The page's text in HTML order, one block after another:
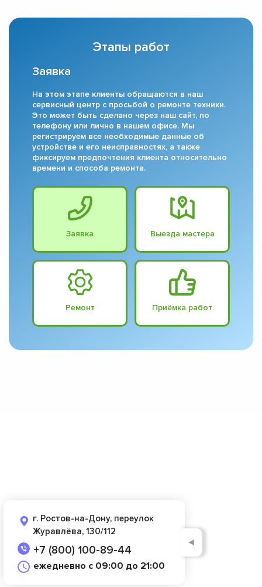
Этапы работ
Заявка
На этом этапе клиенты обращаются в наш
сервисный центр с просьбой о ремонте техники.
Это может быть сделано через наш сайт, по
телефону или лично в нашем офисе. Мы
регистрируем все необходимые данные об
устройстве и его неисправностях, а также
фиксируем предпочтения клиента относительно
времени и способа ремонта.
Заявка Выезда мастера
Ремонт Приёмка работ
г. Ростов-на-Дону, переулок
Журавлёва, 130/112
+7 (800) 100-89-44
ежедневно с 09:00 до 21:00
◄